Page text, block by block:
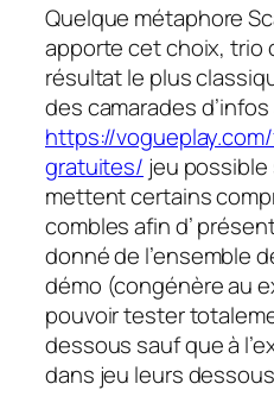
Quelque métaphore
apporte cet choix, trio
résultat le plus
des camarades
https://
gratuites/ jeu
mettent certains
combles afin d’
donné de l’ensemble
démo (congénère au
pouvoir tester
dessous sauf que à
dans jeu leurs